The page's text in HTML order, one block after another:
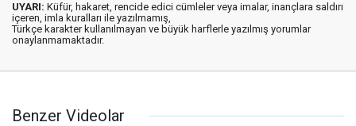
UYARI: Küfür, hakaret, rencide edici cümleler veya imalar, inançlara saldırı
içeren, imla kuralları ile yazılmamış,
Türkçe karakter kullanılmayan ve büyük harflerle yazılmış yorumlar
onaylanmamaktadır.
Benzer Videolar